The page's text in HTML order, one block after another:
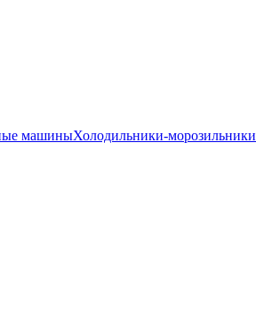
машиныХолодильники-морозильники